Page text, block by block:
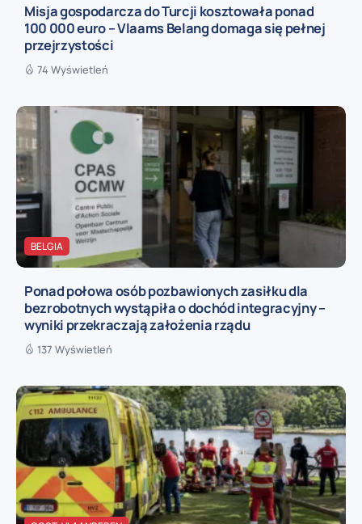
Misja gospodarcza do Turcji kosztowała ponad
100 000 euro – Vlaams Belang domaga się pełnej
przejrzystości
74 Wyświetleń
BELGIA
Ponad połowa osób pozbawionych zasiłku dla
bezrobotnych wystąpiła o dochód integracyjny –
wyniki przekraczają założenia rządu
137 Wyświetleń